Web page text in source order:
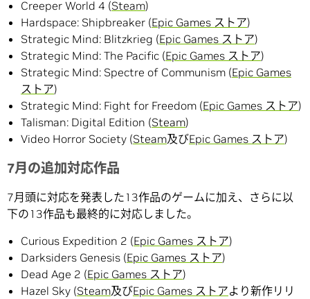
Creeper World 4 (Steam)
Hardspace: Shipbreaker (Epic Games ストア)
Strategic Mind: Blitzkrieg (Epic Games ストア)
Strategic Mind: The Pacific (Epic Games ストア)
Strategic Mind: Spectre of Communism (Epic Games
ストア)
Strategic Mind: Fight for Freedom (Epic Games ストア)
Talisman: Digital Edition (Steam)
Video Horror Society (Steam及びEpic Games ストア)
7月の追加対応作品
7月頭に対応を発表した13作品のゲームに加え、さらに以
下の13作品も最終的に対応しました。
Curious Expedition 2 (Epic Games ストア)
Darksiders Genesis (Epic Games ストア)
Dead Age 2 (Epic Games ストア)
Hazel Sky (Steam及びEpic Games ストアより新作リリ